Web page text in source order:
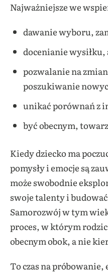
Najważniejsze we
dawanie wyboru,
docenianie
pozwalanie na
poszukiwanie
unikać porównań z
być obecnym,
Kiedy dziecko ma
pomysły i emocje są
może swobodnie
swoje talenty i
Samorozwój w tym
proces, w którym
obecnym obok, a nie
To czas na